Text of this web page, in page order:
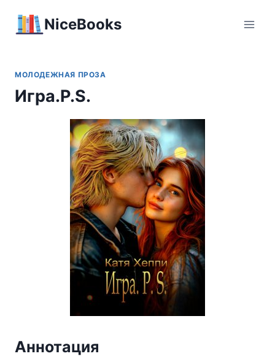
NiceBooks
МОЛОДЕЖНАЯ ПРОЗА
Игра.P.S.
Аннотация